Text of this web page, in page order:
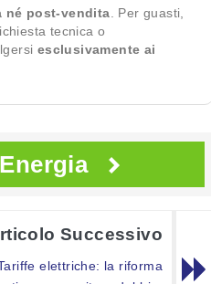
né post-vendita. Per guasti,
tecnica o
esclusivamente ai
Energia
Successivo
elettriche: la riforma